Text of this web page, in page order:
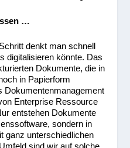
…
denkt man schnell
digitalisieren könnte. Das
Dokumente, die in
in Papierform
Dokumentenmanagement
Enterprise Ressource
entstehen Dokumente
sondern in
ganz unterschiedlichen
sind wir auf solche